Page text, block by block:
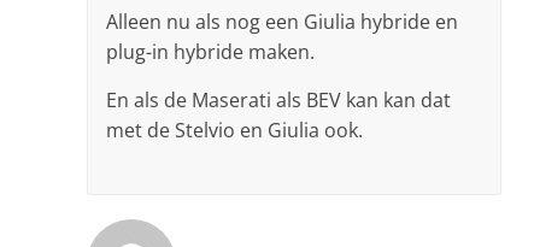
Alleen nu als nog een Giulia hybride en
plug-in hybride maken.
En als de Maserati als BEV kan kan dat
met de Stelvio en Giulia ook.